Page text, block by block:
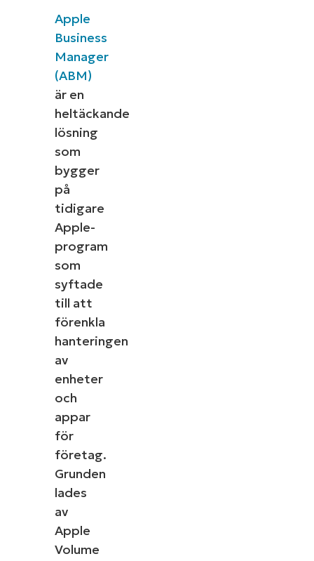
Apple
Business
Manager
(ABM)
är en
heltäckande
lösning
som
bygger
på
tidigare
Apple-
program
som
syftade
till att
förenkla
hanteringen
av
enheter
och
appar
för
företag.
Grunden
lades
av
Apple
Volume